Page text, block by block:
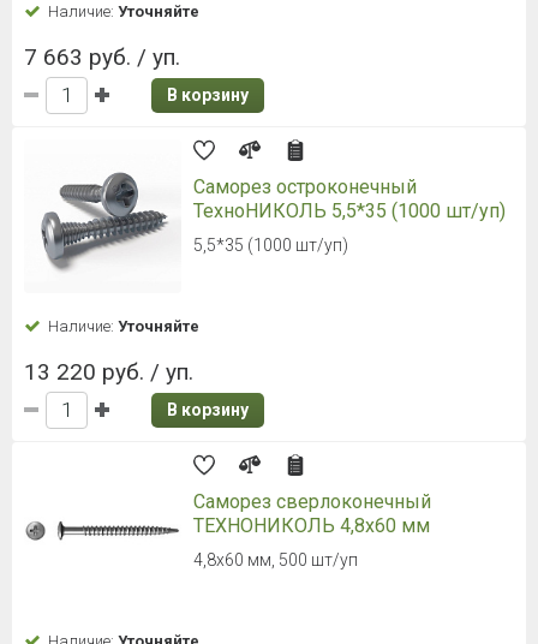
Наличие: Уточняйте
7 663 руб. / уп.
В корзину
Саморез остроконечный
ТехноНИКОЛЬ 5,5*35 (1000 шт/уп)
5,5*35 (1000 шт/уп)
Наличие: Уточняйте
13 220 руб. / уп.
В корзину
Саморез сверлоконечный
ТЕХНОНИКОЛЬ 4,8х60 мм
4,8х60 мм, 500 шт/уп